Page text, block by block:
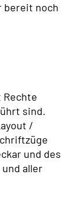
bereit noch
Rechte
sind.
/
und des
aller